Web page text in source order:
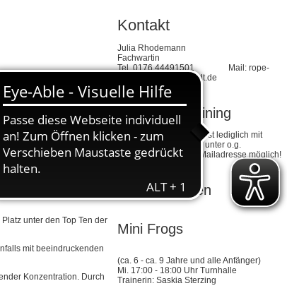
während der
viel Spaß und
unter den Top Ten der
mit beeindruckenden
Konzentration. Durch
Kontakt
Julia Rhodemann
Fachwartin
Tel. 0176 44491501 Mail: rope-
skipping@tv-crumstadt.de
Schnuppertraining
Ein Schnuppertraining ist lediglich mit
vorheriger Anmeldung unter o.g.
Telefonnummer oder Mailadresse möglich!
Trainingszeiten
Mini Frogs
(ca. 6 - ca. 9 Jahre und alle Anfänger)
Mi. 17:00 - 18:00 Uhr Turnhalle
Trainerin: Saskia Sterzing